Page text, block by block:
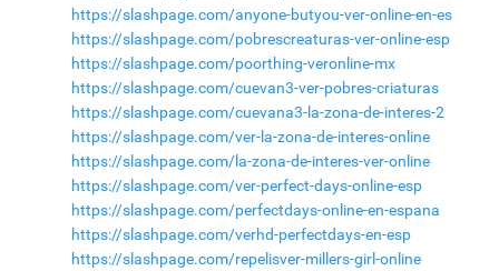
https://slashpage.com/anyone-butyou-ver-online-en-es
https://slashpage.com/pobrescreaturas-ver-online-esp
https://slashpage.com/poorthing-veronline-mx
https://slashpage.com/cuevan3-ver-pobres-criaturas
https://slashpage.com/cuevana3-la-zona-de-interes-2
https://slashpage.com/ver-la-zona-de-interes-online
https://slashpage.com/la-zona-de-interes-ver-online
https://slashpage.com/ver-perfect-days-online-esp
https://slashpage.com/perfectdays-online-en-espana
https://slashpage.com/verhd-perfectdays-en-esp
https://slashpage.com/repelisver-millers-girl-online